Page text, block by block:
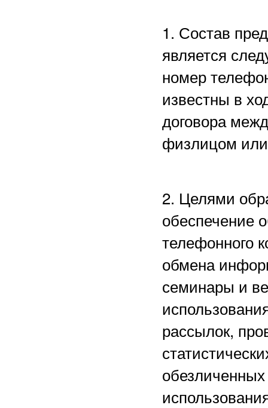
1. Состав
является
номер
известны в
договора
физлицом
2. Целями
обеспечение
телефонного
обмена
семинары и
рассылок,